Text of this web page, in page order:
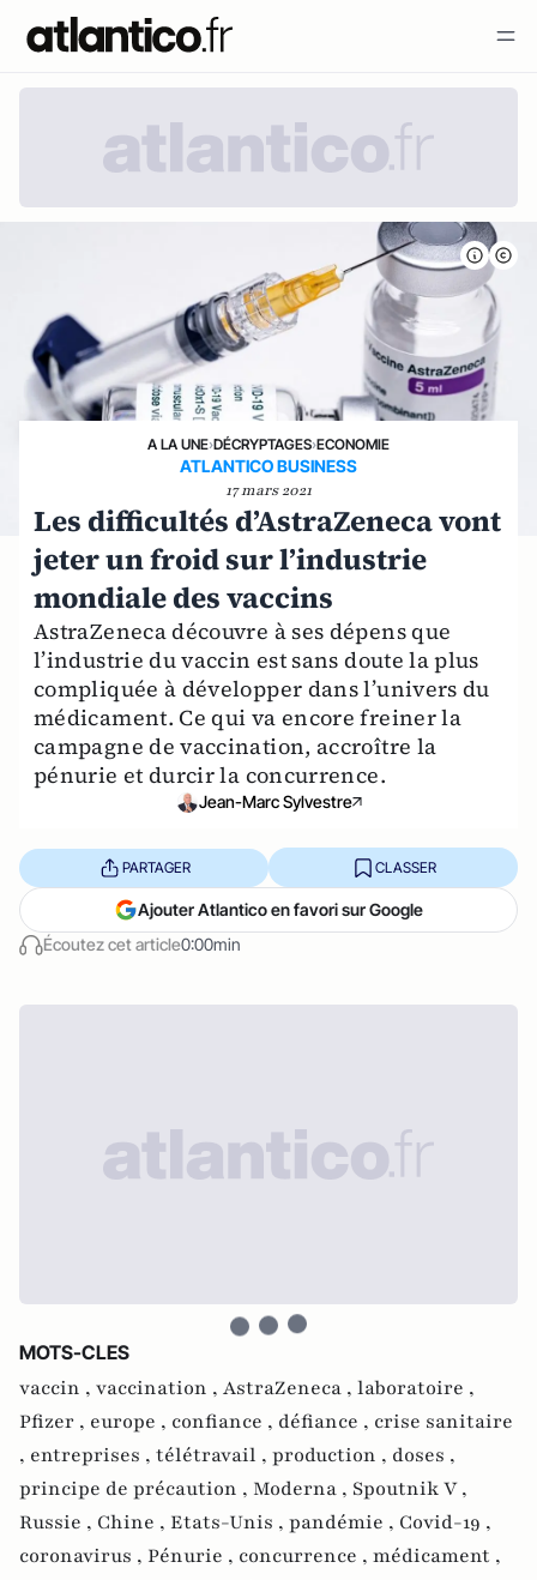
A LA UNE›DÉCRYPTAGES›ECONOMIE
ATLANTICO BUSINESS
17 mars 2021
Les difficultés d’AstraZeneca vont
jeter un froid sur l’industrie
mondiale des vaccins
AstraZeneca découvre à ses dépens que
l’industrie du vaccin est sans doute la plus
compliquée à développer dans l’univers du
médicament. Ce qui va encore freiner la
campagne de vaccination, accroître la
pénurie et durcir la concurrence.
Jean-Marc Sylvestre
Écoutez cet article0:00min
PARTAGER CLASSER
Ajouter Atlantico en favori sur Google
MOTS-CLES
vaccin , vaccination , AstraZeneca , laboratoire ,
Pfizer , europe , confiance , défiance , crise sanitaire
, entreprises , télétravail , production , doses ,
principe de précaution , Moderna , Spoutnik V ,
Russie , Chine , Etats-Unis , pandémie , Covid-19 ,
coronavirus , Pénurie , concurrence , médicament ,